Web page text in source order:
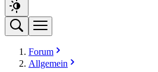
Forum
Allgemein